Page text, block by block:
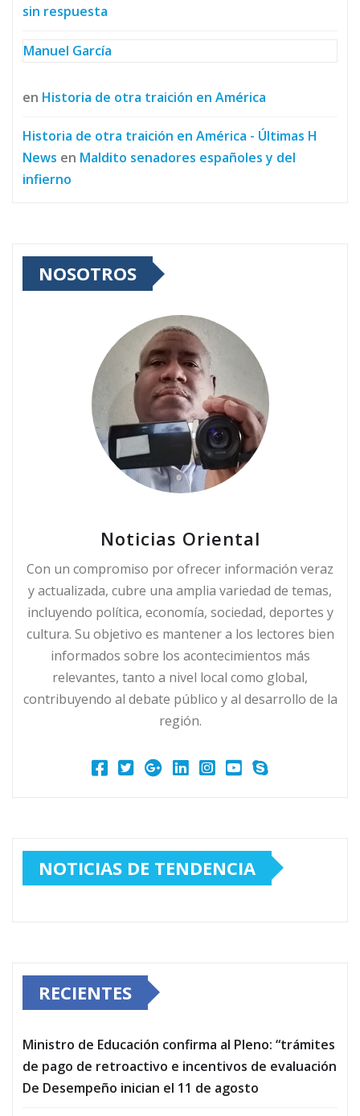
sin respuesta
Manuel García
en Historia de otra traición en América
Historia de otra traición en América - Últimas H
News en Maldito senadores españoles y del
infierno
NOSOTROS
Noticias Oriental
Con un compromiso por ofrecer información veraz
y actualizada, cubre una amplia variedad de temas,
incluyendo política, economía, sociedad, deportes y
cultura. Su objetivo es mantener a los lectores bien
informados sobre los acontecimientos más
relevantes, tanto a nivel local como global,
contribuyendo al debate público y al desarrollo de la
región.
NOTICIAS DE TENDENCIA
RECIENTES
Ministro de Educación confirma al Pleno: “trámites
de pago de retroactivo e incentivos de evaluación
De Desempeño inician el 11 de agosto